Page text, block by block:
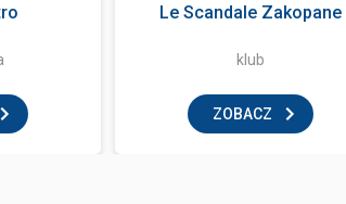
Le Scandale Zakopane
klub
ZOBACZ